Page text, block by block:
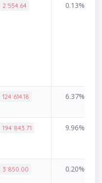
2˙554.64 0.13%
124˙614.18 6.37%
194˙843.71 9.96%
3˙850.00 0.20%